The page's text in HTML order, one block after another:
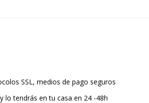
SSL, medios de pago seguros
lo tendrás en tu casa en 24 -48h